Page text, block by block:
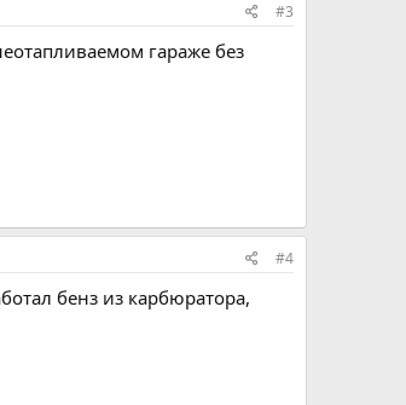
#3
гараже без
#4
бенз из карбюратора,